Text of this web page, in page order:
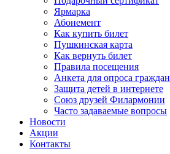
Ярмарка
Абонемент
Как купить билет
Пушкинская карта
Как вернуть билет
Правила посещения
Анкета для опроса граждан
Защита детей в интернете
Союз друзей Филармонии
Часто задаваемые вопросы
Новости
Акции
Контакты